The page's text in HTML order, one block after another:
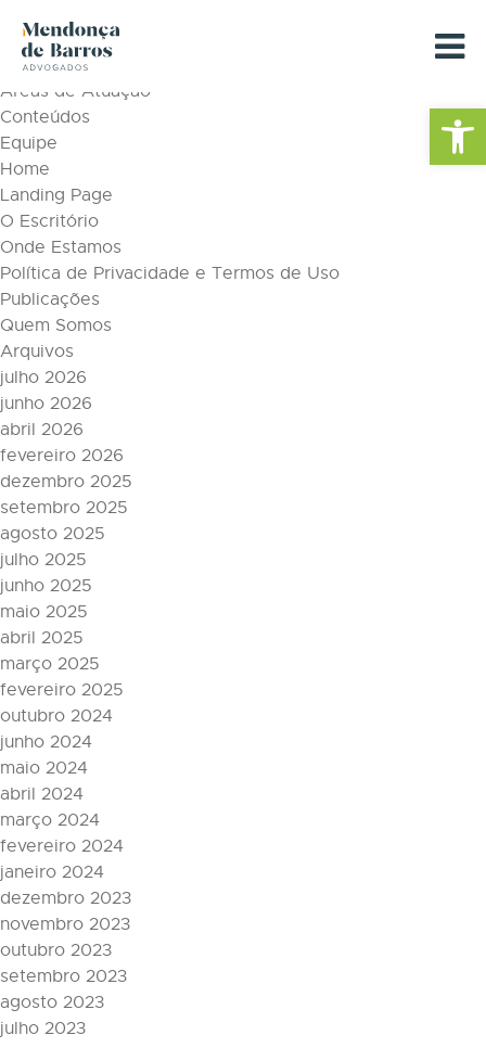
Barra de
Páginas
Áreas de Atuação
Conteúdos
Equipe
Home
Landing Page
O Escritório
Onde Estamos
Política de Privacidade e Termos de Uso
Publicações
Quem Somos
Arquivos
julho 2026
junho 2026
abril 2026
fevereiro 2026
dezembro 2025
setembro 2025
agosto 2025
julho 2025
junho 2025
maio 2025
abril 2025
março 2025
fevereiro 2025
outubro 2024
junho 2024
maio 2024
abril 2024
março 2024
fevereiro 2024
janeiro 2024
dezembro 2023
novembro 2023
outubro 2023
setembro 2023
agosto 2023
julho 2023